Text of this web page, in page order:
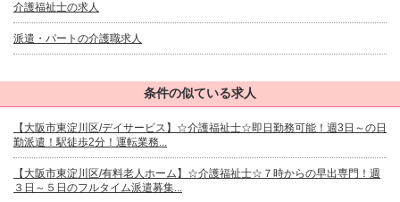
介護福祉士の求人
派遣・パートの介護職求人
条件の似ている求人
【大阪市東淀川区/デイサービス】☆介護福祉士☆即日勤務可能！週3日～の日
勤派遣！駅徒歩2分！運転業務...
【大阪市東淀川区/有料老人ホーム】☆介護福祉士☆７時からの早出専門！週
３日～５日のフルタイム派遣募集...